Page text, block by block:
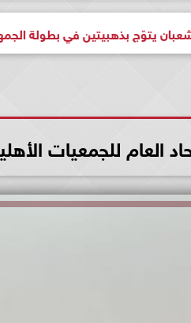
في بطولة الجمهورية
العام للجمعيات